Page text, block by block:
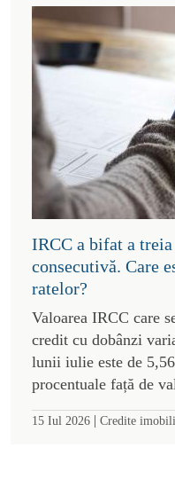
IRCC a bifat a
consecutivă. Care
ratelor?
Valoarea IRCC care
credit cu dobânzi
lunii iulie este de
procentuale față de
15 Iul 2026 | Credite